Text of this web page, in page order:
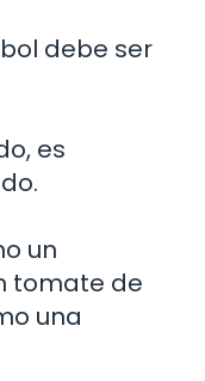
debe ser
es
un
tomate de
una